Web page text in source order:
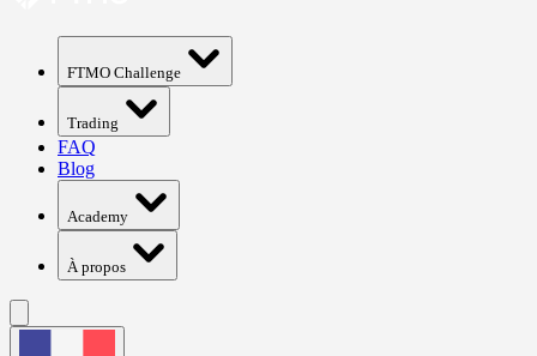
FTMO Challenge
Trading
FAQ
Blog
Academy
À propos